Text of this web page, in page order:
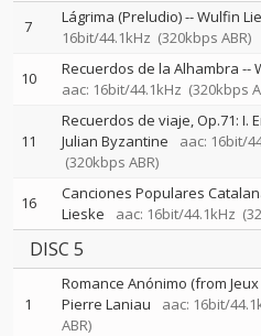
7 Lágrima (Preludio)--Wulfin
16bit/44.1kHz (320kbps ABR)
10 Recuerdos de la Alhambra --
aac: 16bit/44.1kHz (320kbps
11
Recuerdos de viaje, Op.71: I.
Julian Byzantine
aac: 16bit/
(320kbps ABR)
16 Canciones Populares
Lieske
aac: 16bit/44.1kHz
DISC 5
1
Romance Anónimo (from
Pierre Laniau
aac: 16bit/
ABR)